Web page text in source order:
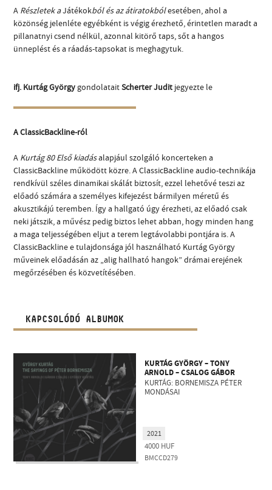
A Részletek aJátékokból és az átiratokbólesetében, ahol a
közönség jelenléte egyébként is végig érezhető, érintetlen maradt a
pillanatnyi csend nélkül, azonnal kitörő taps, sőt a hangos
ünneplést és a ráadás-tapsokat is meghagytuk.
ifj. Kurtág György gondolataitScherter Judit jegyezte le
A ClassicBackline-ról
A Kurtág 80 Első kiadásalapjául szolgáló koncerteken a
ClassicBackline működött közre. A ClassicBackline audio-technikája
rendkívül széles dinamikai skálát biztosít, ezzel lehetővé teszi az
előadó számára a személyes kifejezést bármilyen méretű és
akusztikájú teremben. Így a hallgató úgy érezheti, az előadó csak
neki játszik, a művész pedig biztos lehet abban, hogy minden hang
a maga teljességében eljut a terem legtávolabbi pontjára is. A
ClassicBackline e tulajdonsága jól használható Kurtág György
műveinek előadásán az „alig hallható hangok” drámai erejének
megőrzésében és közvetítésében.
KAPCSOLÓDÓ ALBUMOK
KURTÁG GYÖRGY – TONY
ARNOLD – CSALOG GÁBOR
KURTÁG: BORNEMISZA PÉTER
MONDÁSAI
4000 HUF
BMCCD279
2021